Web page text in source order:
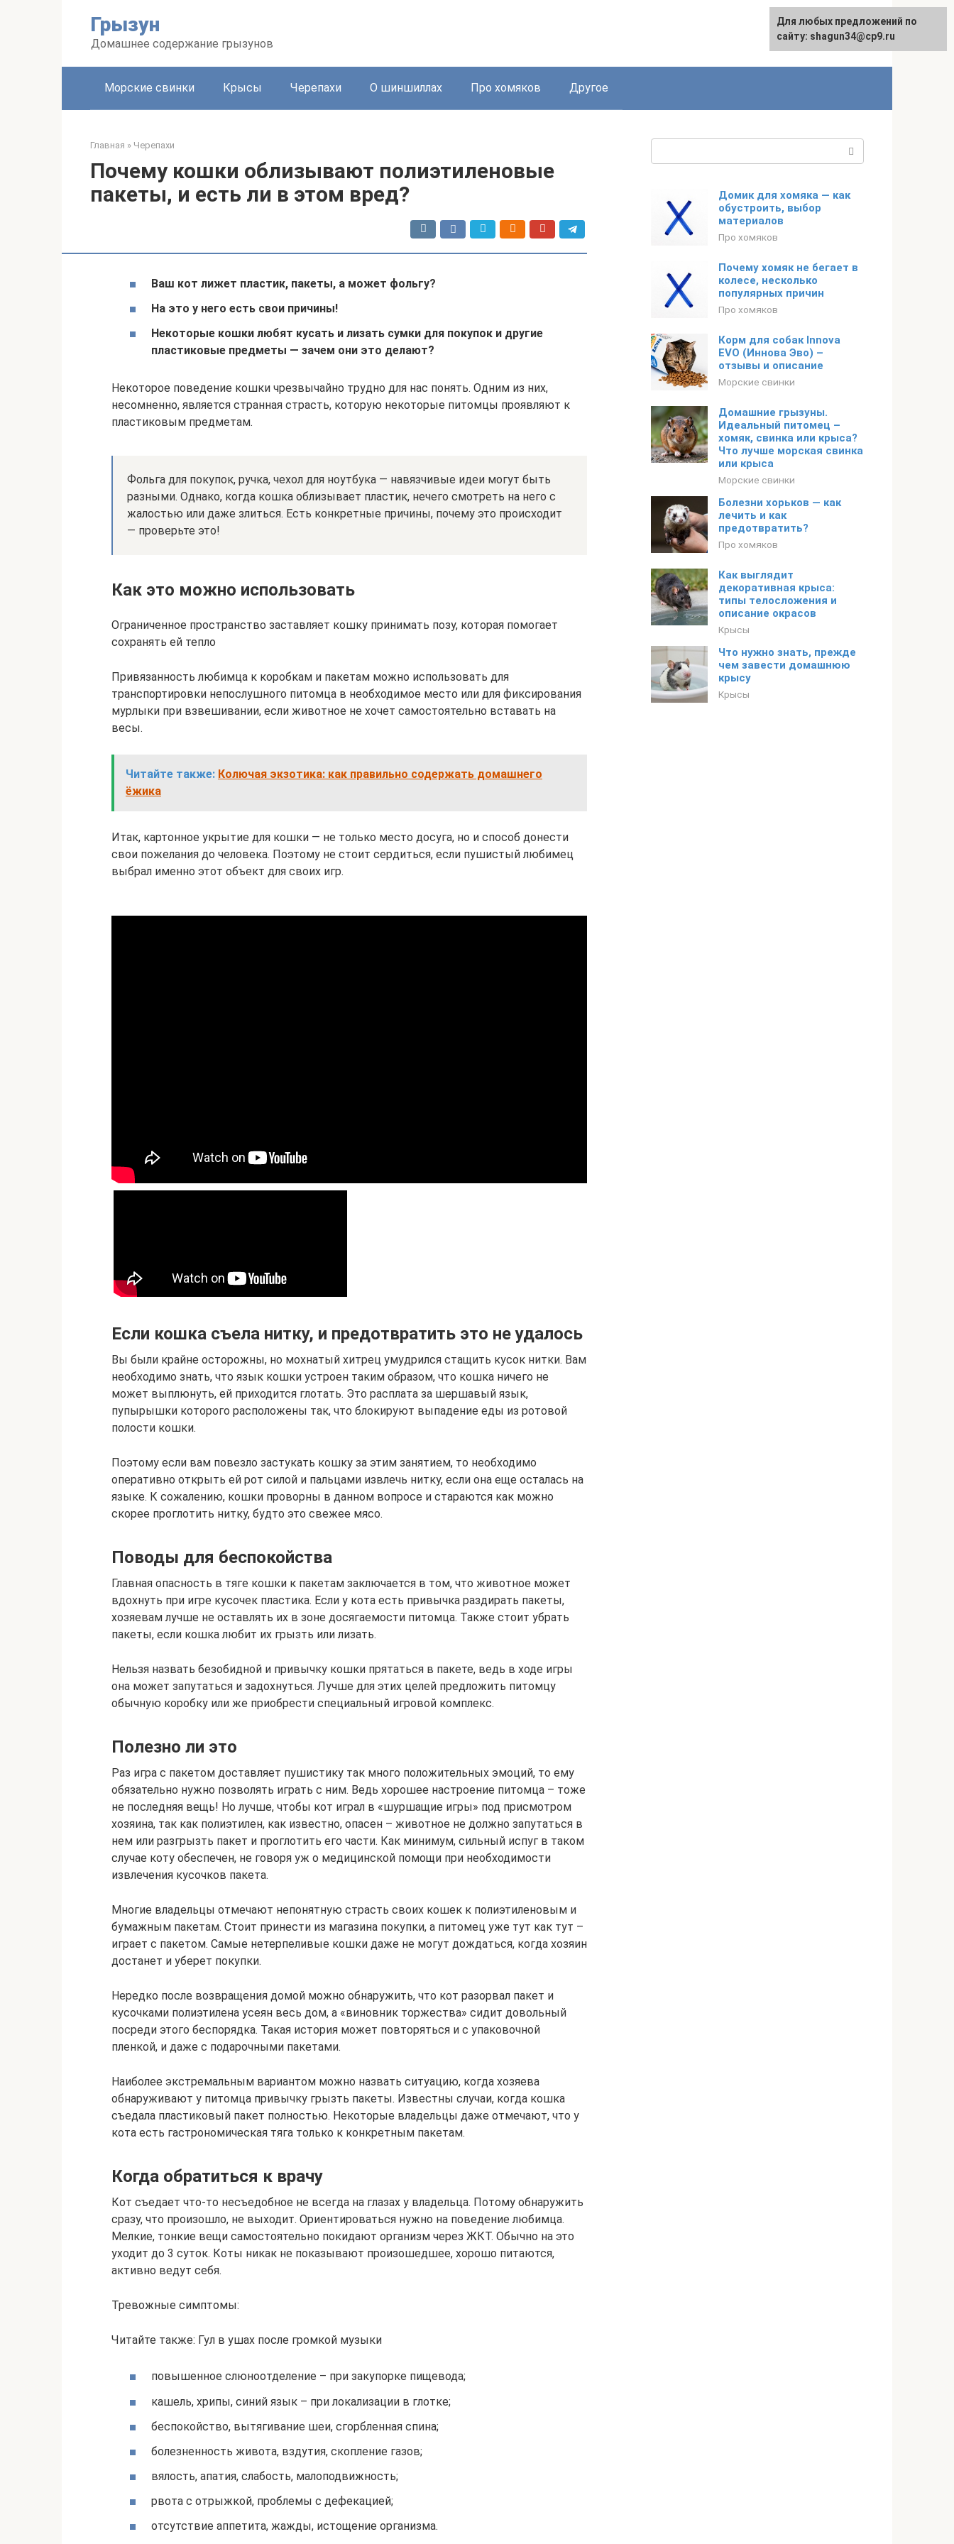
Грызун
Домашнее содержание грызунов
Морские свинки Крысы Черепахи О шиншиллах Про хомяков Другое
Главная » Черепахи
Почему кошки облизывают полиэтиленовые
пакеты, и есть ли в этом вред?
Ваш кот лижет пластик, пакеты, а может фольгу?
На это у него есть свои причины!
Некоторые кошки любят кусать и лизать сумки для покупок и другие
пластиковые предметы — зачем они это делают?
Некоторое поведение кошки чрезвычайно трудно для нас понять. Одним из них,
несомненно, является странная страсть, которую некоторые питомцы проявляют к
пластиковым предметам.
Фольга для покупок, ручка, чехол для ноутбука — навязчивые идеи могут быть
разными. Однако, когда кошка облизывает пластик, нечего смотреть на него с
жалостью или даже злиться. Есть конкретные причины, почему это происходит
— проверьте это!
Как это можно использовать
Ограниченное пространство заставляет кошку принимать позу, которая помогает
сохранять ей тепло
Привязанность любимца к коробкам и пакетам можно использовать для
транспортировки непослушного питомца в необходимое место или для фиксирования
мурлыки при взвешивании, если животное не хочет самостоятельно вставать на
весы.
Читайте также: Колючая экзотика: как правильно содержать домашнего
ёжика
Итак, картонное укрытие для кошки — не только место досуга, но и способ донести
свои пожелания до человека. Поэтому не стоит сердиться, если пушистый любимец
выбрал именно этот объект для своих игр.
Если кошка съела нитку, и предотвратить это не удалось
Вы были крайне осторожны, но мохнатый хитрец умудрился стащить кусок нитки. Вам
необходимо знать, что язык кошки устроен таким образом, что кошка ничего не
может выплюнуть, ей приходится глотать. Это расплата за шершавый язык,
пупырышки которого расположены так, что блокируют выпадение еды из ротовой
полости кошки.
Поэтому если вам повезло застукать кошку за этим занятием, то необходимо
оперативно открыть ей рот силой и пальцами извлечь нитку, если она еще осталась на
языке. К сожалению, кошки проворны в данном вопросе и стараются как можно
скорее проглотить нитку, будто это свежее мясо.
Поводы для беспокойства
Главная опасность в тяге кошки к пакетам заключается в том, что животное может
вдохнуть при игре кусочек пластика. Если у кота есть привычка раздирать пакеты,
хозяевам лучше не оставлять их в зоне досягаемости питомца. Также стоит убрать
пакеты, если кошка любит их грызть или лизать.
Нельзя назвать безобидной и привычку кошки прятаться в пакете, ведь в ходе игры
она может запутаться и задохнуться. Лучше для этих целей предложить питомцу
обычную коробку или же приобрести специальный игровой комплекс.
Полезно ли это
Раз игра с пакетом доставляет пушистику так много положительных эмоций, то ему
обязательно нужно позволять играть с ним. Ведь хорошее настроение питомца – тоже
не последняя вещь! Но лучше, чтобы кот играл в «шуршащие игры» под присмотром
хозяина, так как полиэтилен, как известно, опасен – животное не должно запутаться в
нем или разгрызть пакет и проглотить его части. Как минимум, сильный испуг в таком
случае коту обеспечен, не говоря уж о медицинской помощи при необходимости
извлечения кусочков пакета.
Многие владельцы отмечают непонятную страсть своих кошек к полиэтиленовым и
бумажным пакетам. Стоит принести из магазина покупки, а питомец уже тут как тут –
играет с пакетом. Самые нетерпеливые кошки даже не могут дождаться, когда хозяин
достанет и уберет покупки.
Нередко после возвращения домой можно обнаружить, что кот разорвал пакет и
кусочками полиэтилена усеян весь дом, а «виновник торжества» сидит довольный
посреди этого беспорядка. Такая история может повторяться и с упаковочной
пленкой, и даже с подарочными пакетами.
Наиболее экстремальным вариантом можно назвать ситуацию, когда хозяева
обнаруживают у питомца привычку грызть пакеты. Известны случаи, когда кошка
съедала пластиковый пакет полностью. Некоторые владельцы даже отмечают, что у
кота есть гастрономическая тяга только к конкретным пакетам.
Когда обратиться к врачу
Кот съедает что-то несъедобное не всегда на глазах у владельца. Потому обнаружить
сразу, что произошло, не выходит. Ориентироваться нужно на поведение любимца.
Мелкие, тонкие вещи самостоятельно покидают организм через ЖКТ. Обычно на это
уходит до 3 суток. Коты никак не показывают произошедшее, хорошо питаются,
активно ведут себя.
Тревожные симптомы:
Читайте также: Гул в ушах после громкой музыки
повышенное слюноотделение – при закупорке пищевода;
кашель, хрипы, синий язык – при локализации в глотке;
беспокойство, вытягивание шеи, сгорбленная спина;
болезненность живота, вздутия, скопление газов;
вялость, апатия, слабость, малоподвижность;
рвота с отрыжкой, проблемы с дефекацией;
отсутствие аппетита, жажды, истощение организма.
Домик для хомяка — как
обустроить, выбор
материалов
Про хомяков
Почему хомяк не бегает в
колесе, несколько
популярных причин
Про хомяков
Корм для собак Innova
EVO (Иннова Эво) –
отзывы и описание
Морские свинки
Домашние грызуны.
Идеальный питомец –
хомяк, свинка или крыса?
Что лучше морская свинка
или крыса
Морские свинки
Болезни хорьков — как
лечить и как
предотвратить?
Про хомяков
Как выглядит
декоративная крыса:
типы телосложения и
описание окрасов
Крысы
Что нужно знать, прежде
чем завести домашнюю
крысу
Крысы
Для любых предложений по
сайту: shagun34@cp9.ru